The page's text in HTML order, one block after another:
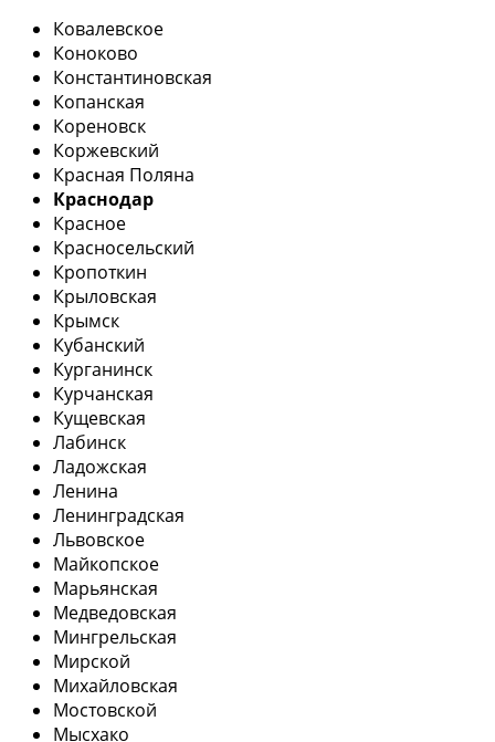
Ковалевское
Коноково
Константиновская
Копанская
Кореновск
Коржевский
Красная Поляна
Краснодар
Красное
Красносельский
Кропоткин
Крыловская
Крымск
Кубанский
Курганинск
Курчанская
Кущевская
Лабинск
Ладожская
Ленина
Ленинградская
Львовское
Майкопское
Марьянская
Медведовская
Мингрельская
Мирской
Михайловская
Мостовской
Мысхако